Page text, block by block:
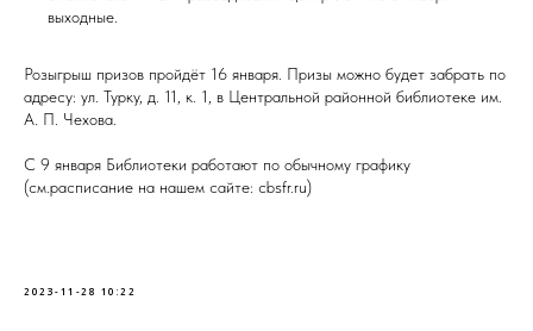
выходные.
Розыгрыш призов пройдёт 16 января. Призы можно будет забрать по
адресу: ул. Турку, д. 11, к. 1, в Центральной районной библиотеке им.
А. П. Чехова.
С 9 января Библиотеки работают по обычному графику
(см.расписание на нашем сайте: cbsfr.ru)
2023-11-28 10:22